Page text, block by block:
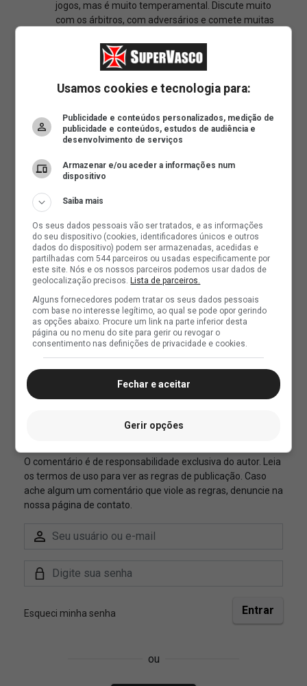
Usamos cookies e tecnologia para:
Publicidade e conteúdos personalizados, medição de
publicidade e conteúdos, estudos de audiência e
desenvolvimento de serviços
Armazenar e/ou aceder a informações num
dispositivo
Saiba mais
Os seus dados pessoais vão ser tratados, e as informações
do seu dispositivo (cookies, identificadores únicos e outros
dados do dispositivo) podem ser armazenadas, acedidas e
partilhadas com 544 parceiros ou usadas especificamente por
este site. Nós e os nossos parceiros podemos usar dados de
geolocalização precisos.Lista de parceiros.
Alguns fornecedores podem tratar os seus dados pessoais
com base no interesse legítimo, ao qual se pode opor gerindo
as opções abaixo. Procure um link na parte inferior desta
página ou no menu do site para gerir ou revogar o
consentimento nas definições de privacidade e cookies.
Fechar e aceitar
Gerir opções